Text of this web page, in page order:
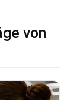
von